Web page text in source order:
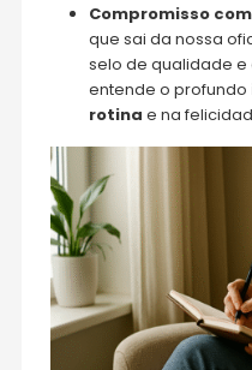
Compromisso
que sai da nossa
selo de qualidade
entende o profundo
rotina e na